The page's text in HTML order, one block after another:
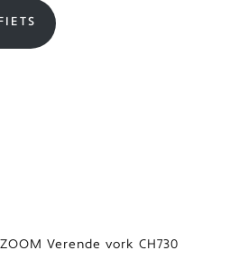
ZOOM Verende vork CH730